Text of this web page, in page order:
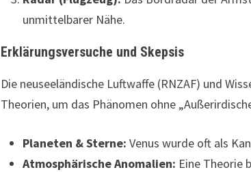
unmittelbarer Nähe.
Erklärungsversuche und Skepsis
Die neuseeländische Luftwaffe (RNZAF) und
Theorien, um das Phänomen ohne
Planeten & Sterne: Venus wurde oft als
Atmosphärische Anomalien: Eine Theorie